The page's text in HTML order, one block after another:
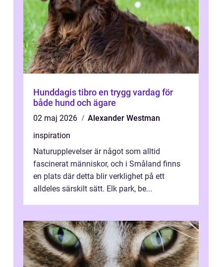
Hunddagis tibro en trygg vardag för
både hund och ägare
02 maj 2026
Alexander Westman
inspiration
Naturupplevelser är något som alltid
fascinerat människor, och i Småland finns
en plats där detta blir verklighet på ett
alldeles särskilt sätt. Elk park, be...